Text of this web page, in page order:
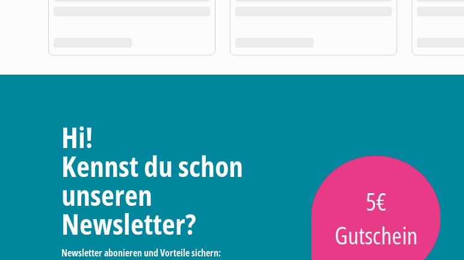
Hi!
Kennst du schon
unseren
Newsletter?
Newsletter abonieren und Vorteile sichern:
5€
Gutschein